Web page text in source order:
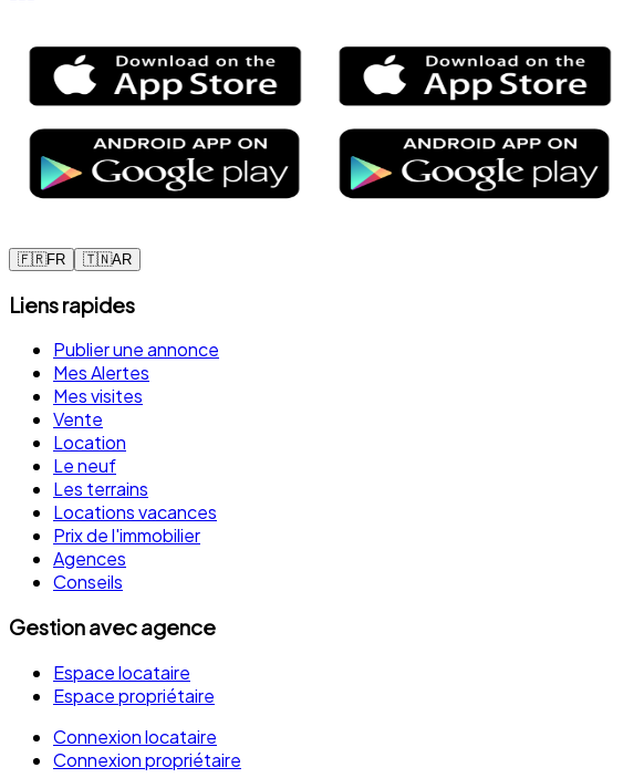
🇫🇷FR 🇹🇳AR
Liens rapides
Publier une annonce
Mes Alertes
Mes visites
Vente
Location
Le neuf
Les terrains
Locations vacances
Prix de l'immobilier
Agences
Conseils
Gestion avec agence
Espace locataire
Espace propriétaire
Connexion locataire
Connexion propriétaire